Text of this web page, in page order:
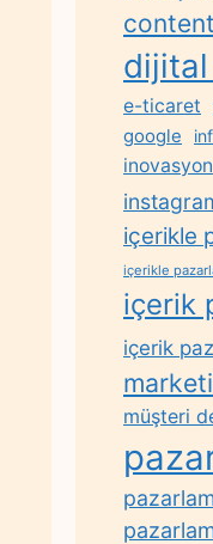
e-ticaret
google
inovasyon
içerikle
içerikle
içerik
içerik
müşteri